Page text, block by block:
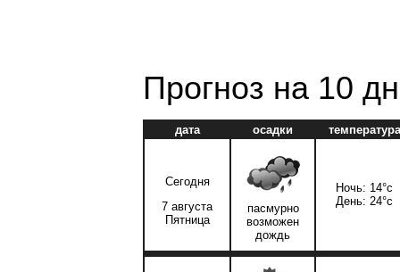
Прогноз на 10
дата осадки температура
Сегодня
7 августа
Пятница
пасмурно
возможен
дождь
Ночь: 14°c
День: 24°c